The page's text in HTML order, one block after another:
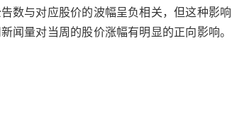
数与对应股价的波幅呈负相关，但这种影响
闻量对当周的股价涨幅有明显的正向影响。